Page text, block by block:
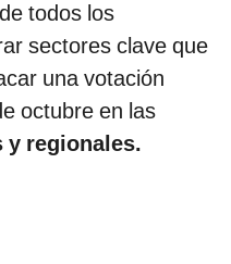
todos los
sectores clave que
una votación
octubre en las
y regionales.